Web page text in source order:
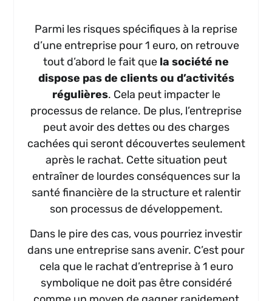
Parmi les risques spécifiques à la reprise
d’une entreprise pour 1 euro, on retrouve
tout d’abord le fait que la société ne
dispose pas de clients ou d’activités
régulières. Cela peut impacter le
processus de relance. De plus, l’entreprise
peut avoir des dettes ou des charges
cachées qui seront découvertes seulement
après le rachat. Cette situation peut
entraîner de lourdes conséquences sur la
santé financière de la structure et ralentir
son processus de développement.
Dans le pire des cas, vous pourriez investir
dans une entreprise sans avenir. C’est pour
cela que le rachat d’entreprise à 1 euro
symbolique ne doit pas être considéré